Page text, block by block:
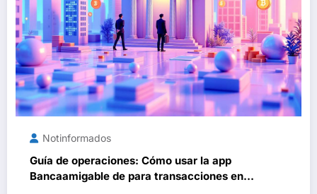
Notinformados
Guía de operaciones: Cómo usar la app
Bancaamigable de para transacciones en